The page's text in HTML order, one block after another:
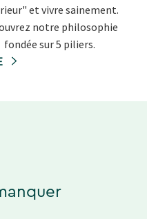
et vivre sainement.
notre philosophie
fondée sur 5 piliers.